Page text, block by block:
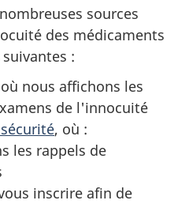
sources
des médicaments
:
nous affichons les
de l'innocuité
, où :
les rappels de
inscrire afin de